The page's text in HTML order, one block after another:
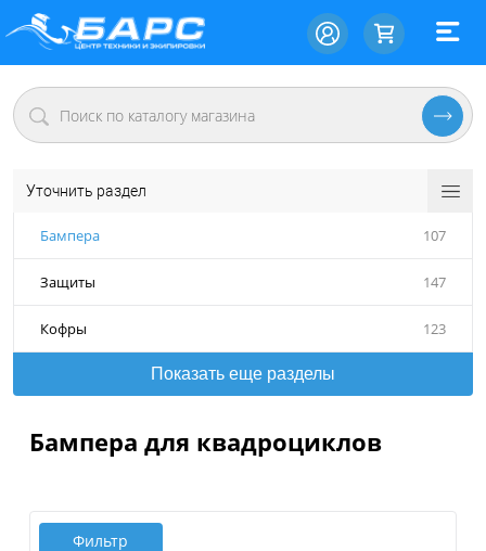
Уточнить раздел
Бампера 107
Защиты 147
Кофры 123
Показать еще разделы
Бампера для квадроциклов
Фильтр